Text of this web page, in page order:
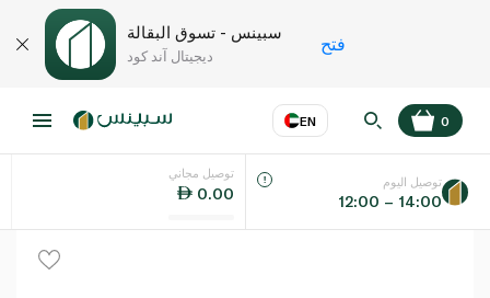
سبينس - تسوق البقالة
ديجيتال آند كود
فتح
EN
اللغة عر
0
توصيل مجاني
0.00
توصيل اليوم
12:00 – 14:00